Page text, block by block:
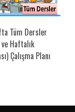
Tüm Dersler
Haftalık
Çalışma Planı